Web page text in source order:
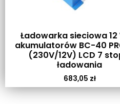
Ładowarka sieciowa 12
akumulatorów BC-40
(230V/12V) LCD 7
ładowania
683,05 zł